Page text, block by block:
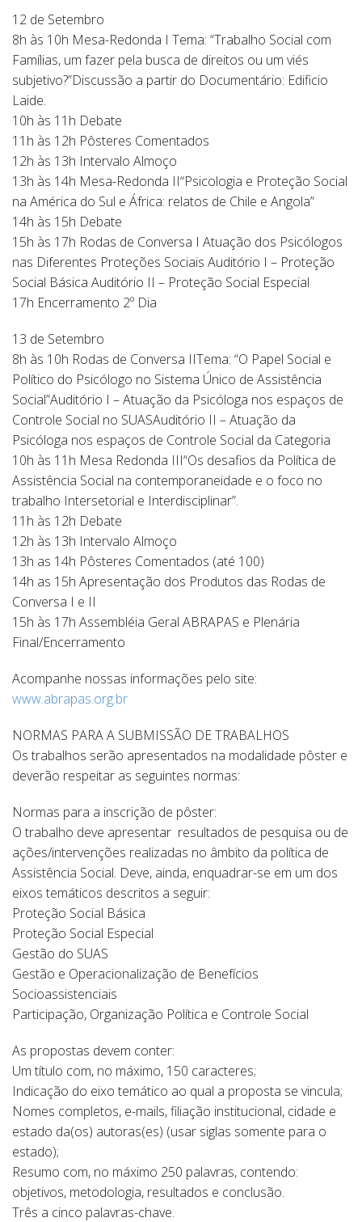
12 de Setembro
8h às 10h Mesa-Redonda I Tema: “Trabalho Social com
Famílias, um fazer pela busca de direitos ou um viés
subjetivo?”Discussão a partir do Documentário: Edificio
Laide.
10h às 11h Debate
11h às 12h Pôsteres Comentados
12h às 13h Intervalo Almoço
13h às 14h Mesa-Redonda II“Psicologia e Proteção Social
na América do Sul e África: relatos de Chile e Angola”
14h às 15h Debate
15h às 17h Rodas de Conversa I Atuação dos Psicólogos
nas Diferentes Proteções Sociais Auditório I – Proteção
Social Básica Auditório II – Proteção Social Especial
17h Encerramento 2º Dia
13 de Setembro
8h às 10h Rodas de Conversa IITema: “O Papel Social e
Político do Psicólogo no Sistema Único de Assistência
Social”Auditório I – Atuação da Psicóloga nos espaços de
Controle Social no SUASAuditório II – Atuação da
Psicóloga nos espaços de Controle Social da Categoria
10h às 11h Mesa Redonda III“Os desafios da Política de
Assistência Social na contemporaneidade e o foco no
trabalho Intersetorial e Interdisciplinar”.
11h às 12h Debate
12h às 13h Intervalo Almoço
13h as 14h Pôsteres Comentados (até 100)
14h as 15h Apresentação dos Produtos das Rodas de
Conversa I e II
15h às 17h Assembléia Geral ABRAPAS e Plenária
Final/Encerramento
Acompanhe nossas informações pelo site:
www.abrapas.org.br
NORMAS PARA A SUBMISSÃO DE TRABALHOS
Os trabalhos serão apresentados na modalidade pôster e
deverão respeitar as seguintes normas:
Normas para a inscrição de pôster:
O trabalho deve apresentar resultados de pesquisa ou de
ações/intervenções realizadas no âmbito da política de
Assistência Social. Deve, ainda, enquadrar-se em um dos
eixos temáticos descritos a seguir:
Proteção Social Básica
Proteção Social Especial
Gestão do SUAS
Gestão e Operacionalização de Benefícios
Socioassistenciais
Participação, Organização Política e Controle Social
As propostas devem conter:
Um título com, no máximo, 150 caracteres;
Indicação do eixo temático ao qual a proposta se vincula;
Nomes completos, e-mails, filiação institucional, cidade e
estado da(os) autoras(es) (usar siglas somente para o
estado);
Resumo com, no máximo 250 palavras, contendo:
objetivos, metodologia, resultados e conclusão.
Três a cinco palavras-chave.